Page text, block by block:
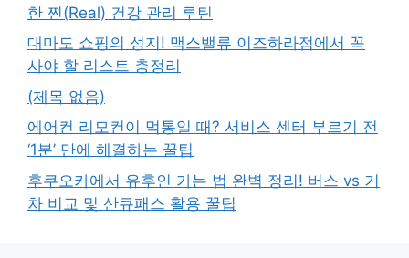
한 찐(Real) 건강 관리 루틴
대마도 쇼핑의 성지! 맥스밸류 이즈하라점에서 꼭
사야 할 리스트 총정리
(제목 없음)
에어컨 리모컨이 먹통일 때? 서비스 센터 부르기 전
‘1분’ 만에 해결하는 꿀팁
후쿠오카에서 유후인 가는 법 완벽 정리! 버스 vs 기
차 비교 및 산큐패스 활용 꿀팁